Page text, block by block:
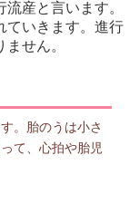
産と言います。
ていきます。進行
せん。
。胎のうは小さ
て、心拍や胎児